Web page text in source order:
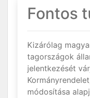
Fontos
Kizárólag
tagországok
jelentkezését
módosítása